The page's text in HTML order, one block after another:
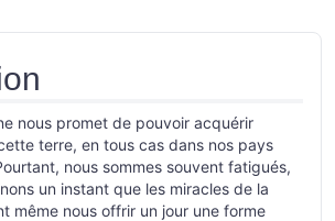
nous promet de pouvoir acquérir
terre, en tous cas dans nos pays
nous sommes souvent fatigués,
un instant que les miracles de la
même nous offrir un jour une forme